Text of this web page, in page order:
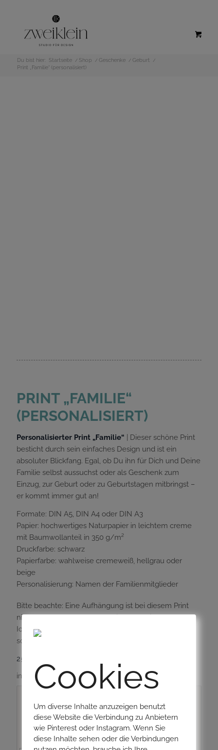
Du bist hier: Startseite / Shop / Geschenke / Geburt
/
Print „Familie“ (personalisiert)
PRINT „FAMILIE“
(PERSONALISIERT)
Personalisierter Print „Familie“ | Dieser schöne Print
besticht durch sein einfaches Design und ist ein
absoluter Blickfang. Egal, ob Du ihn für Dich und Deine
Familie selbst aussuchst oder als Geschenk zum
Einzug, zur Geburt oder zu Geburtstagen mitbringst –
er kommt immer gut an!
Formate: DIN A5, DIN A4 oder DIN A3
Papier: hochwertiges Naturpapier in leichtem creme
mit Baumwollanteil in 350 g/m²
Druckfarbe: schwarz
Papierfarbe: wahlweise cremeweiß, hellgrau oder
beige
Personalisierung: Namen der Familienmitglieder
Bitte beachte: Eine Aufhängung ist bei diesem Print
nicht enthalten. Aber schau Dich gerne im Shop um.
Ich kann Dir eine goldenen Klammer oder auch eine
schöne Holz-Posterleiste dazu empfehlen.
25,00
inkl. MwSt. zzgl.Versandkosten
Format
Papierfarbe
Cookies
Um diverse Inhalte anzuzeigen benutzt
diese Website die Verbindung zu Anbietern
wie Pinterest oder Instagram. Wenn Sie
diese Inhalte sehen oder die Verbindungen